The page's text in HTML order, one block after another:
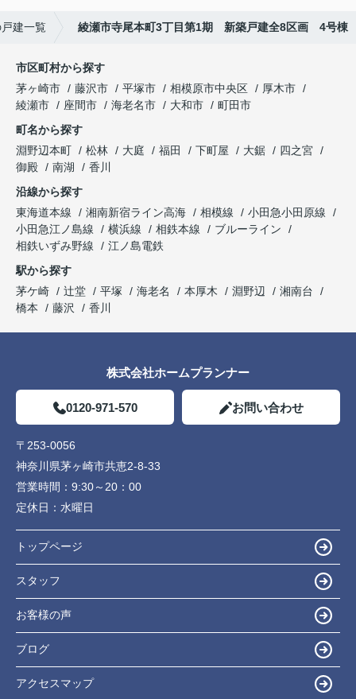
建一覧 綾瀬市寺尾本町3丁目第1期 新築戸建全8区画 4号棟
市区町村から探す
茅ヶ崎市
藤沢市 平塚市 相模原市中央区
厚木市
綾瀬市
座間市 海老名市 大和市
町田市
町名から探す
淵野辺本町
松林 大庭 福田 下町屋 大鋸
四之宮
御殿
南湖
香川
沿線から探す
東海道本線
湘南新宿ライン高海 相模線
小田急小田原線
小田急江ノ島線
横浜線 相鉄本線
ブルーライン
相鉄いずみ野線
江ノ島電鉄
駅から探す
茅ケ崎
辻堂 平塚 海老名 本厚木 淵野辺
湘南台
橋本
藤沢 香川
株式会社ホームプランナー
0120-971-570 お問い合わせ
〒253-0056
神奈川県茅ヶ崎市共恵2-8-33
営業時間： 9:30～20：00
定休日： 水曜日
トップページ
スタッフ
お客様の声
ブログ
アクセスマップ